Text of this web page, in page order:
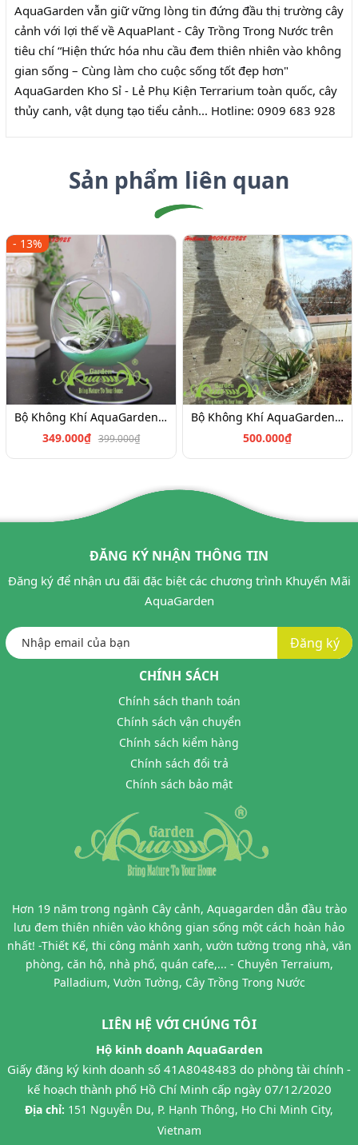
AquaGarden vẫn giữ vững lòng tin đứng đầu thị trường cây
cảnh với lợi thế về AquaPlant - Cây Trồng Trong Nước trên
tiêu chí “Hiện thức hóa nhu cầu đem thiên nhiên vào không
gian sống – Cùng làm cho cuộc sống tốt đẹp hơn"
AquaGarden Kho Sỉ - Lẻ Phụ Kiện Terrarium toàn quốc, cây
thủy canh, vật dụng tạo tiểu cảnh... Hotline: 0909 683 928
Sản phẩm liên quan
- 13%
Bộ Không Khí AquaGarden_100
349.000₫ 399.000₫
Bộ Không Khí AquaGarden_101
500.000₫
ĐĂNG KÝ NHẬN THÔNG TIN
Đăng ký để nhận ưu đãi đặc biệt các chương trình Khuyến Mãi
AquaGarden
Đăng ký
CHÍNH SÁCH
Chính sách thanh toán
Chính sách vận chuyển
Chính sách kiểm hàng
Chính sách đổi trả
Chính sách bảo mật
Hơn 19 năm trong ngành Cây cảnh, Aquagarden dẫn đầu trào
lưu đem thiên nhiên vào không gian sống một cách hoàn hảo
nhất! -Thiết Kế, thi công mảnh xanh, vườn tường trong nhà, văn
phòng, căn hộ, nhà phố, quán cafe,... - Chuyên Terraium,
Palladium, Vườn Tường, Cây Trồng Trong Nước
LIÊN HỆ VỚI CHÚNG TÔI
Hộ kinh doanh AquaGarden
Giấy đăng ký kinh doanh số 41A8048483 do phòng tài chính -
kế hoạch thành phố Hồ Chí Minh cấp ngày 07/12/2020
Địa chỉ: 151 Nguyễn Du, P. Hạnh Thông, Ho Chi Minh City,
Vietnam